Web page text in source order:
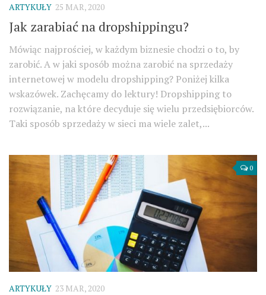
ARTYKUŁY 25 MAR, 2020
Jak zarabiać na dropshippingu?
Mówiąc najprościej, w każdym biznesie chodzi o to, by
zarobić. A w jaki sposób można zarobić na sprzedaży
internetowej w modelu dropshipping? Poniżej kilka
wskazówek. Zachęcamy do lektury! Dropshipping to
rozwiązanie, na które decyduje się wielu przedsiębiorców.
Taki sposób sprzedaży w sieci ma wiele zalet,...
0
ARTYKUŁY 23 MAR, 2020